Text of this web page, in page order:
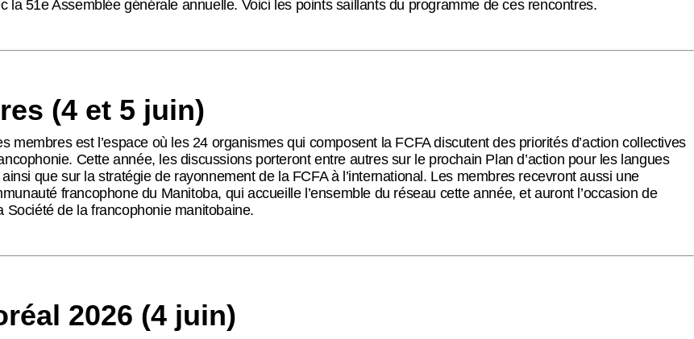
la 51e Assemblée générale annuelle. Voici les points saillants du programme de ces rencontres.
(4 et 5 juin)
membres est l’espace où les 24 organismes qui composent la FCFA discutent des priorités d’action collectives
Cette année, les discussions porteront entre autres sur le prochain Plan d’action pour les langues
que sur la stratégie de rayonnement de la FCFA à l’international. Les membres recevront aussi une
francophone du Manitoba, qui accueille l’ensemble du réseau cette année, et auront l’occasion de
Société de la francophonie manitobaine.
2026 (4 juin)